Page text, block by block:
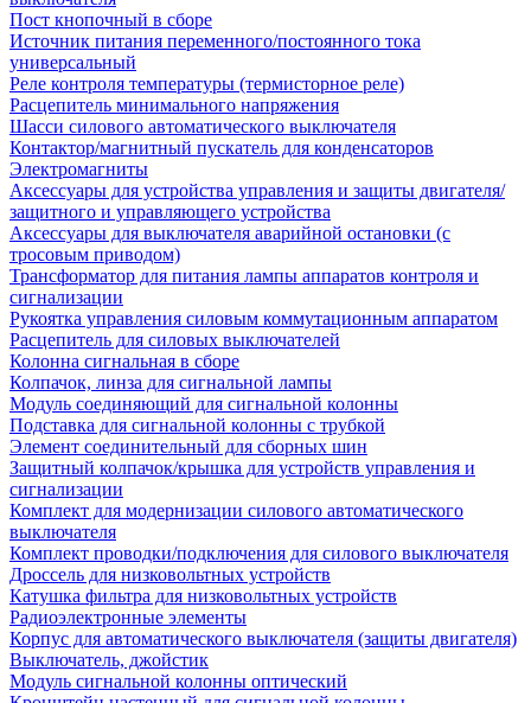
Пост кнопочный в сборе
Источник питания переменного/постоянного тока
универсальный
Реле контроля температуры (термисторное реле)
Расцепитель минимального напряжения
Шасси силового автоматического выключателя
Контактор/магнитный пускатель для конденсаторов
Электромагниты
Аксессуары для устройства управления и защиты двигателя/
защитного и управляющего устройства
Аксессуары для выключателя аварийной остановки (с
тросовым приводом)
Трансформатор для питания лампы аппаратов контроля и
сигнализации
Рукоятка управления силовым коммутационным аппаратом
Расцепитель для силовых выключателей
Колонна сигнальная в сборе
Колпачок, линза для сигнальной лампы
Модуль соединяющий для сигнальной колонны
Подставка для сигнальной колонны с трубкой
Элемент соединительный для сборных шин
Защитный колпачок/крышка для устройств управления и
сигнализации
Комплект для модернизации силового автоматического
выключателя
Комплект проводки/подключения для силового выключателя
Дроссель для низковольтных устройств
Катушка фильтра для низковольтных устройств
Радиоэлектронные элементы
Корпус для автоматического выключателя (защиты двигателя)
Выключатель, джойстик
Модуль сигнальной колонны оптический